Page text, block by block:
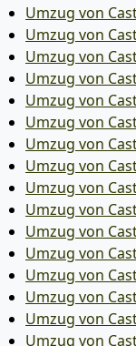
Umzug von
Umzug von
Umzug von
Umzug von
Umzug von
Umzug von
Umzug von
Umzug von
Umzug von
Umzug von
Umzug von
Umzug von
Umzug von
Umzug von
Umzug von
Umzug von